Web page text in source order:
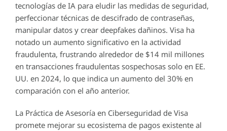
tecnologías de IA para eludir las medidas de seguridad,
perfeccionar técnicas de descifrado de contraseñas,
manipular datos y crear deepfakes dañinos. Visa ha
notado un aumento significativo en la actividad
fraudulenta, frustrando alrededor de $14 mil millones
en transacciones fraudulentas sospechosas solo en EE.
UU. en 2024, lo que indica un aumento del 30% en
comparación con el año anterior.
La Práctica de Asesoría en Ciberseguridad de Visa
promete mejorar su ecosistema de pagos existente al